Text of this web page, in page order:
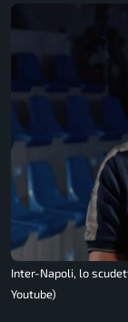
Inter-Napoli, lo
Youtube)